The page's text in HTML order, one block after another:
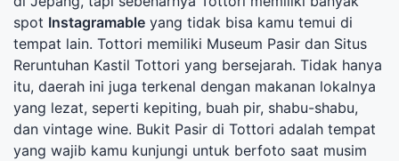
spot Instagramable yang tidak bisa kamu temui di
tempat lain. Tottori memiliki Museum Pasir dan Situs
Reruntuhan Kastil Tottori yang bersejarah. Tidak hanya
itu, daerah ini juga terkenal dengan makanan lokalnya
yang lezat, seperti kepiting, buah pir, shabu-shabu,
dan vintage wine. Bukit Pasir di Tottori adalah tempat
yang wajib kamu kunjungi untuk berfoto saat musim